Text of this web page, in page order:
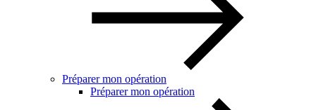
Préparer mon opération
Préparer mon opération